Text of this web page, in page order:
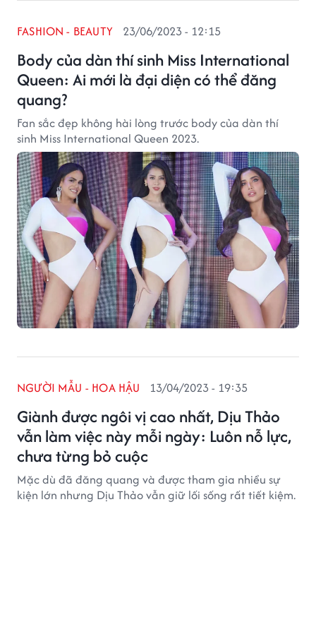
Body của dàn thí sinh Miss International
Queen: Ai mới là đại diện có thể đăng
quang?
FASHION - BEAUTY 23/06/2023 - 12:15
Fan sắc đẹp không hài lòng trước body của dàn thí
sinh Miss International Queen 2023.
Giành được ngôi vị cao nhất, Dịu Thảo
vẫn làm việc này mỗi ngày: Luôn nỗ lực,
chưa từng bỏ cuộc
NGƯỜI MẪU - HOA HẬU 13/04/2023 - 19:35
Mặc dù đã đăng quang và được tham gia nhiều sự
kiện lớn nhưng Dịu Thảo vẫn giữ lối sống rất tiết kiệm.